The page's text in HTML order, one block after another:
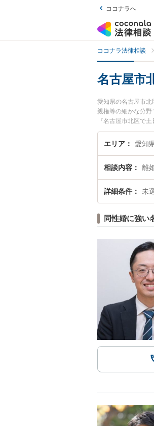
ココナラへ
ココナラ法律相談
名古屋市
愛知県の名古屋市北
親権等の細かな分野
『名古屋市北区で
性婚を法律相談で
エリア 愛知
相談内容 離
詳細条件 未
同性婚に強い